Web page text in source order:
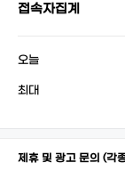
접속자집계
오늘
최대
제휴 및 광고 문의 (각